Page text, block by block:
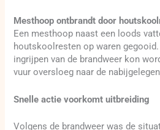
Mesthoop ontbrandt door
Een mesthoop naast een loods
houtskoolresten op waren
ingrijpen van de brandweer kon
vuur oversloeg naar de
Snelle actie voorkomt uitbreiding
Volgens de brandweer was de